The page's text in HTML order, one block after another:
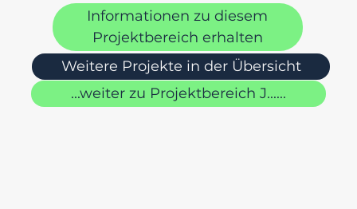
Informationen zu diesem
Projektbereich erhalten
Weitere Projekte in der Übersicht
...weiter zu Projektbereich J......